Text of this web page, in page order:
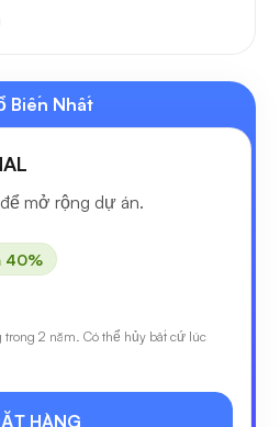
Biến Nhất
mở rộng dự án.
40%
trong 2 năm. Có thể hủy bất cứ lúc
HÀNG